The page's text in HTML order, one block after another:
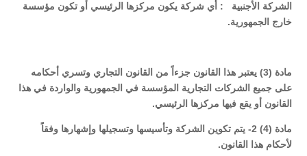
الشركة الأجنبية : أي شركة يكون مركزها الرئيسي أو تكون مؤسسة
خارج الجمهورية.
مادة (3) يعتبر هذا القانون جزءاً من القانون التجاري وتسري أحكامه
على جميع الشركات التجارية المؤسسة في الجمهورية والواردة في هذا
القانون أو يقع فيها مركزها الرئيسي.
مادة (4) 2- يتم تكوين الشركة وتأسيسها وتسجيلها وإشهارها وفقاً
لأحكام هذا القانون.